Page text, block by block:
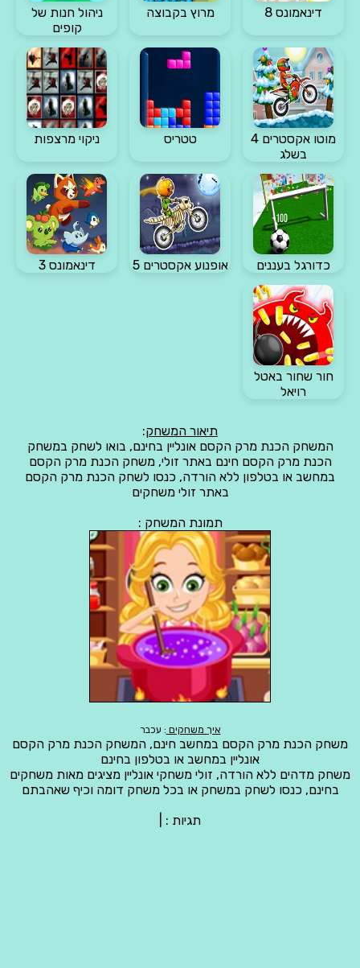
דינאמונס 8 מרוץ בקבוצה
ניהול חנות של
קופים
מוטו אקסטרים 4
בשלג
טטריס ניקוי מרצפות
כדורגל בעננים אופנוע אקסטרים 5 דינאמונס 3
חור שחור באטל
רויאל
תיאור המשחק:
המשחק הכנת מרק הקסם אונליין בחינם, בואו לשחק במשחק
הכנת מרק הקסם חינם באתר זולי, משחק הכנת מרק הקסם
במחשב או בטלפון ללא הורדה, כנסו לשחק הכנת מרק הקסם
באתר זולי משחקים
תמונת המשחק :
איך משחקים : עכבר
משחק הכנת מרק הקסם במחשב חינם, המשחק הכנת מרק הקסם
אונליין במחשב או בטלפון בחינם
משחק מדהים ללא הורדה, זולי משחקי אונליין מציגים מאות משחקים
בחינם, כנסו לשחק במשחק או בכל משחק דומה וכיף שאהבתם
תגיות :